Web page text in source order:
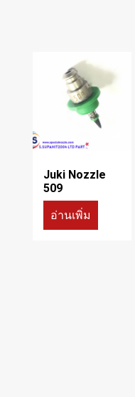
Juki Nozzle
509
อ่านเพิ่ม